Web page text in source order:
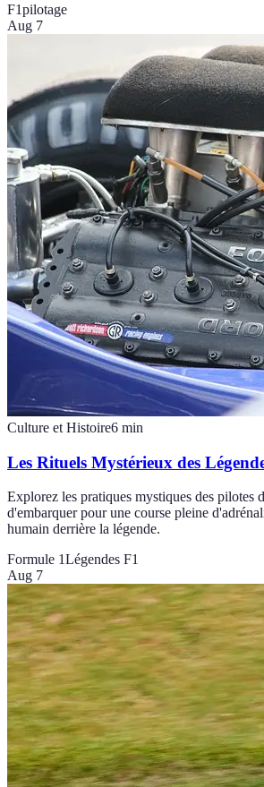
F1pilotage
Aug 7
Culture et Histoire6 min
Les Rituels Mystérieux des
Explorez les pratiques mystiques des pilotes
d'embarquer pour une course pleine
humain derrière la légende.
Formule 1Légendes F1
Aug 7